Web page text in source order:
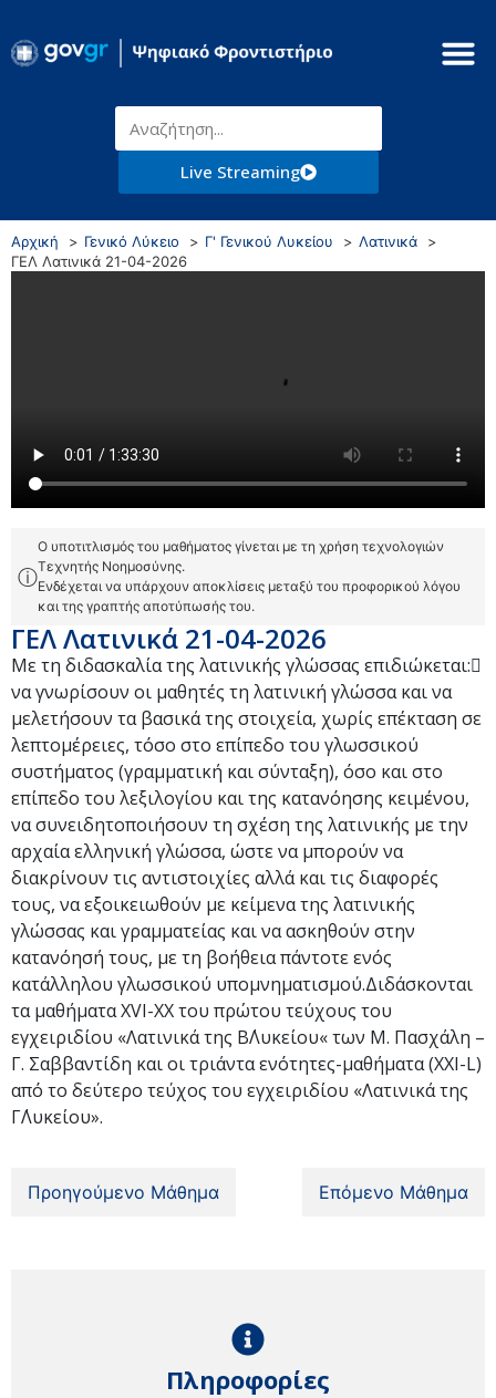
Live Streaming
Αρχική Γενικό Λύκειο Γ' Γενικού Λυκείου
Λατινικά
ΓΕΛ Λατινικά 21-04-2026
ⓘ
Ο υποτιτλισμός του μαθήματος γίνεται με τη χρήση τεχνολογιών
Τεχνητής Νοημοσύνης.
Ενδέχεται να υπάρχουν αποκλίσεις μεταξύ του προφορικού λόγου
και της γραπτής αποτύπωσής του.
ΓΕΛ Λατινικά 21-04-2026
Με τη διδασκαλία της λατινικής γλώσσας επιδιώκεται:
να γνωρίσουν οι μαθητές τη λατινική γλώσσα και να
μελετήσουν τα βασικά της στοιχεία, χωρίς επέκταση σε
λεπτομέρειες, τόσο στο επίπεδο του γλωσσικού
συστήματος (γραμματική και σύνταξη), όσο και στο
επίπεδο του λεξιλογίου και της κατανόησης κειμένου,
να συνειδητοποιήσουν τη σχέση της λατινικής με την
αρχαία ελληνική γλώσσα, ώστε να μπορούν να
διακρίνουν τις αντιστοιχίες αλλά και τις διαφορές
τους, να εξοικειωθούν με κείμενα της λατινικής
γλώσσας και γραμματείας και να ασκηθούν στην
κατανόησή τους, με τη βοήθεια πάντοτε ενός
κατάλληλου γλωσσικού υπομνηματισμού.Διδάσκονται
τα μαθήματα XVI-ΧΧ του πρώτου τεύχους του
εγχειριδίου «Λατινικά της Β΄Λυκείου« των Μ. Πασχάλη –
Γ. Σαββαντίδη και οι τριάντα ενότητες-μαθήματα (XXI-L)
από το δεύτερο τεύχος του εγχειριδίου «Λατινικά της
Γ΄Λυκείου».
Προηγούμενο Μάθημα Επόμενο Μάθημα
Πληροφορίες